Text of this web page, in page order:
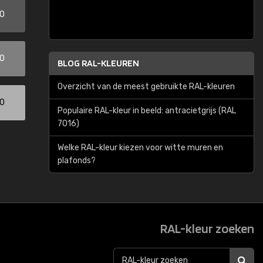
BLOG RAL-KLEUREN
Overzicht van de meest gebruikte RAL-kleuren
Populaire RAL-kleur in beeld: antracietgrijs (RAL
7016)
Welke RAL-kleur kiezen voor witte muren en
plafonds?
RAL-kleur zoeken